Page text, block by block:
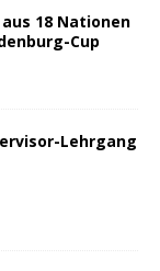
18 Natio­nen
Cup
Lehr­gang